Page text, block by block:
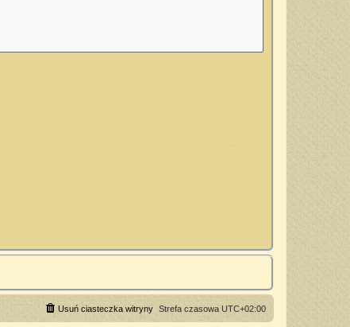
Strefa czasowa UTC+02:00
Usuń ciasteczka witryny